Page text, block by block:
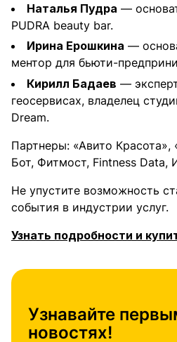
Наталья Пудра —
PUDRA beauty bar.
Ирина Ерошкина —
ментор для бьюти-
Кирилл Бадаев —
геосервисах, владелец
Dream.
Партнеры: «Авито Красота»,
Бот, Фитмост, Fintness Data,
Не упустите возможность
события в индустрии услуг.
Узнать подробности и
Узнавайте
новостях!